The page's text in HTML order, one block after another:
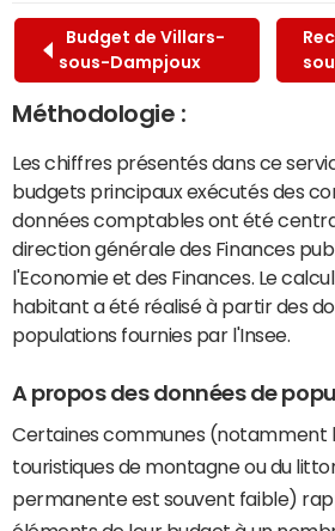
Budget de Villars-
sous-Dampjoux
Méthodologie :
Les chiffres présentés dans ce
budgets principaux exécutés des
données comptables ont été
direction générale des Finances
l'Economie et des Finances. Le
habitant a été réalisé à partir des
populations fournies par l'Insee.
A propos des données de
Certaines communes (notamment
touristiques de montagne ou du
permanente est souvent faible)